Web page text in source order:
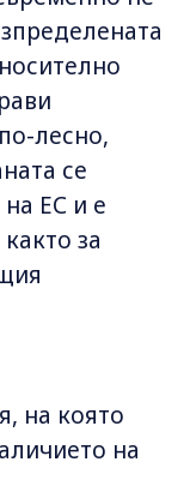
лесно,
се
ЕС и е
за
на която
на